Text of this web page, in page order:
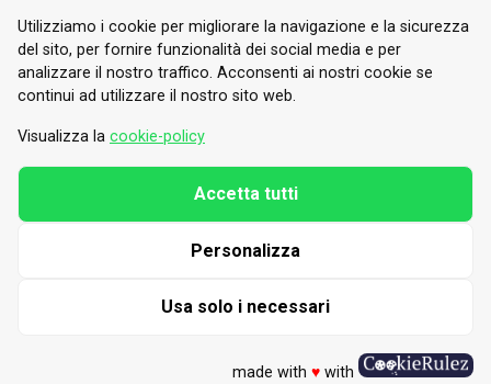
© 2026 Valle di Susa
Tesori di Arte e Cultura Alpina
Tel.
E-mail.info@vallesusa-tesori.it
Utilizziamo i cookie per migliorare la navigazione e la sicurezza
del sito, per fornire funzionalità dei social media e per
analizzare il nostro traffico. Acconsenti ai nostri cookie se
continui ad utilizzare il nostro sito web.
Visualizza la cookie-policy
Usa solo i necessari
Personalizza
Accetta tutti
made with ♥with